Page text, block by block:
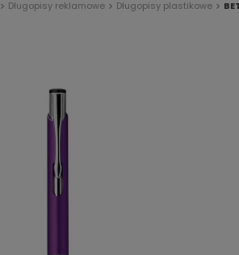
Długopisy reklamowe Długopisy plastikowe